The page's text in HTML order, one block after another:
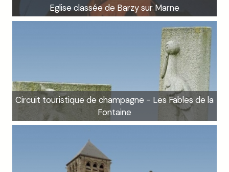
Eglise classée de Barzy sur Marne
Circuit touristique de champagne - Les Fables de la
Fontaine